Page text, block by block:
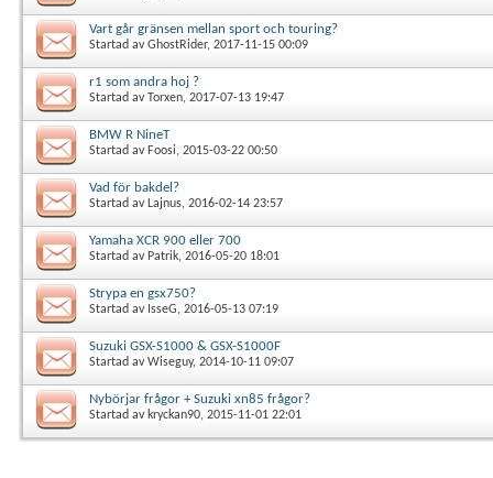
Vart går gränsen mellan sport och touring?
Startad avGhostRider, 2017-11-15 00:09
r1 som andra hoj ?
Startad avTorxen, 2017-07-13 19:47
BMW R NineT
Startad av Foosi, 2015-03-22 00:50
Vad för bakdel?
Startad av Lajnus, 2016-02-14 23:57
Yamaha XCR 900 eller 700
Startad av Patrik, 2016-05-20 18:01
Strypa en gsx750?
Startad av IsseG, 2016-05-13 07:19
Suzuki GSX-S1000 & GSX-S1000F
Startad avWiseguy, 2014-10-11 09:07
Nybörjar frågor + Suzuki xn85 frågor?
Startad av kryckan90, 2015-11-01 22:01